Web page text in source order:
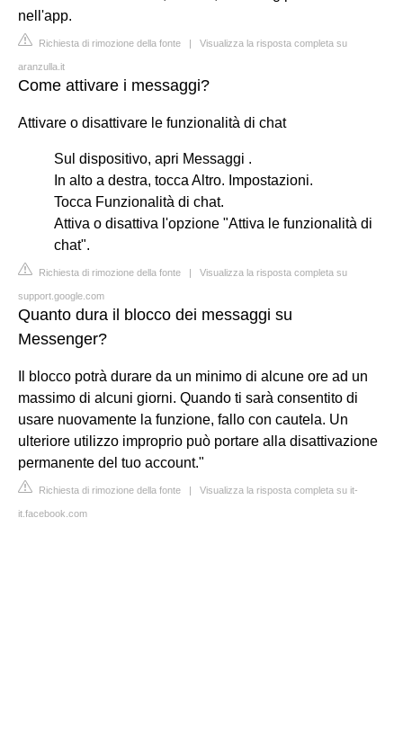
nell'app.
Richiesta di rimozione della fonte | Visualizza la risposta completa su
aranzulla.it
Come attivare i messaggi?
Attivare o disattivare le funzionalità di chat
Sul dispositivo, apri Messaggi .
In alto a destra, tocca Altro. Impostazioni.
Tocca Funzionalità di chat.
Attiva o disattiva l'opzione "Attiva le funzionalità di
chat".
Richiesta di rimozione della fonte | Visualizza la risposta completa su
support.google.com
Quanto dura il blocco dei messaggi su
Messenger?
Il blocco potrà durare da un minimo di alcune ore ad un
massimo di alcuni giorni. Quando ti sarà consentito di
usare nuovamente la funzione, fallo con cautela. Un
ulteriore utilizzo improprio può portare alla disattivazione
permanente del tuo account."
Richiesta di rimozione della fonte | Visualizza la risposta completa su it-
it.facebook.com